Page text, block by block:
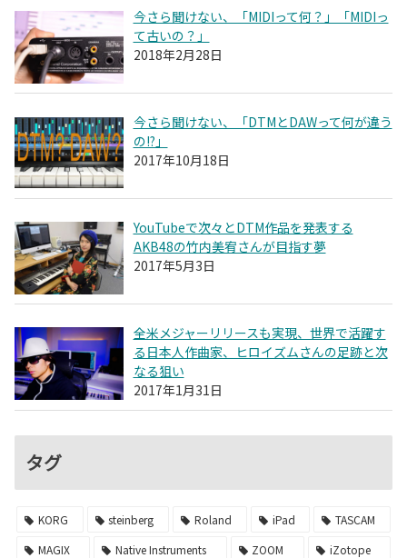
今さら聞けない、「MIDIって何？」「MIDIっ
て古いの？」
2018年2月28日
今さら聞けない、「DTMとDAWって何が違う
の!?」
2017年10月18日
YouTubeで次々とDTM作品を発表する
AKB48の竹内美宥さんが目指す夢
2017年5月3日
全米メジャーリリースも実現、世界で活躍す
る日本人作曲家、ヒロイズムさんの足跡と次
なる狙い
2017年1月31日
タグ
KORG steinberg Roland iPad
TASCAM
MAGIX
Native Instruments ZOOM
iZotope